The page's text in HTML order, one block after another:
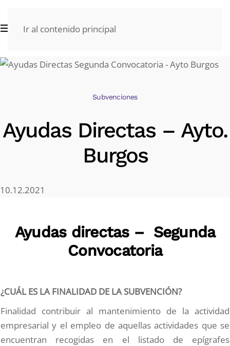
Ir al contenido principal
Subvenciones
Ayudas Directas – Ayto.
Burgos
10.12.2021
Ayudas directas – Segunda
Convocatoria
¿CUÁL ES LA FINALIDAD DE LA SUBVENCIÓN?
Finalidad contribuir al mantenimiento de la actividad
empresarial y el empleo de aquellas actividades que se
encuentran recogidas en el listado de epígrafes